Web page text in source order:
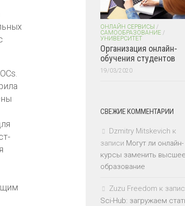
ОНЛАЙН СЕРВИСЫ /
САМООБРАЗОВАНИЕ /
УНИВЕРСИТЕТ
Организация онлайн-
обучения студентов
19/03/2020
СВЕЖИЕ КОММЕНТАРИИ
Dzmitry Mitskevich к
записи Могут ли онлайн-
курсы заменить
образование
Zuzu Freedom к
Sci-Hub: загружаем